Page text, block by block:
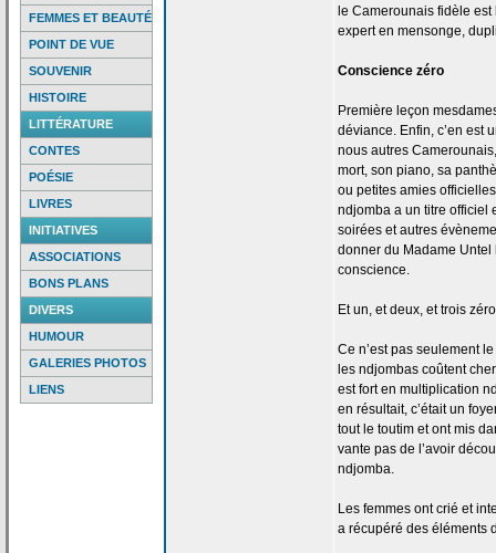
FEMMES ET BEAUTÉ
POINT DE VUE
SOUVENIR
HISTOIRE
LITTÉRATURE
CONTES
POÉSIE
LIVRES
INITIATIVES
ASSOCIATIONS
BONS PLANS
DIVERS
HUMOUR
GALERIES PHOTOS
LIENS
le Camerounais fidèle
expert en mensonge,
Conscience zéro
Première leçon
déviance. Enfin, c’en est
nous autres
mort, son piano, sa
ou petites amies
ndjomba a un titre officiel
soirées et autres
donner du Madame
conscience.
Et un, et deux, et trois
Ce n’est pas seulement
les ndjombas coûtent
est fort en multiplication
en résultait, c’était un
tout le toutim et ont mis
vante pas de l’avoir
ndjomba.
Les femmes ont crié et
a récupéré des éléments